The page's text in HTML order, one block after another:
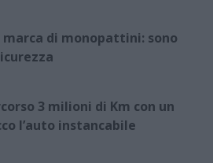
di monopattini: sono
3 milioni di Km con un
l’auto instancabile